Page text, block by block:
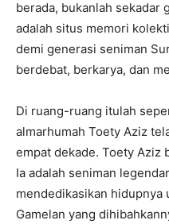
berada, bukanlah sekadar
adalah situs memori
demi generasi seniman
berdebat, berkarya, dan
Di ruang-ruang itulah
almarhumah Toety Aziz
empat dekade. Toety Aziz
Ia adalah seniman
mendedikasikan hidupnya
Gamelan yang